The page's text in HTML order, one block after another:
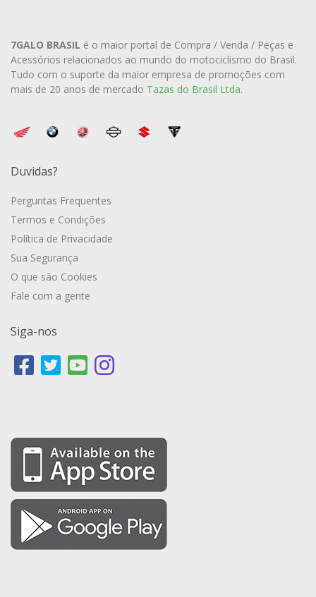
7GALO BRASIL é o maior portal de Compra / Venda / Peças e
Acessórios relacionados ao mundo do motociclismo do Brasil.
Tudo com o suporte da maior empresa de promoções com
mais de 20 anos de mercado Tazas do Brasil Ltda.
Duvidas?
Perguntas Frequentes
Termos e Condições
Política de Privacidade
Sua Segurança
O que são Cookies
Fale com a gente
Siga-nos